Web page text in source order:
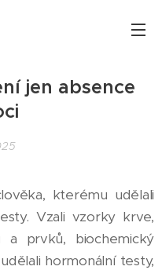
jen absence
kterému udělali
Vzali vzorky krve,
a prvků, biochemický
hormonální testy,